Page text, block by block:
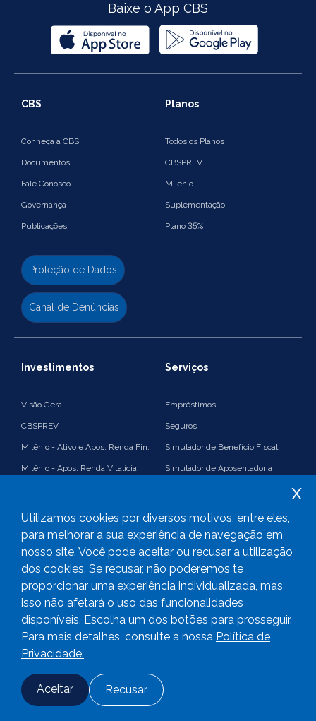
Fale conosco Adesão
Baixe o App CBS
CBS
Conheça a CBS
Documentos
Fale Conosco
Governança
Publicações
Proteção de Dados
Canal de Denúncias
Planos
Todos os Planos
CBSPREV
Milênio
Suplementação
Plano 35%
Investimentos
Visão Geral
CBSPREV
Milênio - Ativo e Apos. Renda Fin.
Milênio - Apos. Renda Vitalícia
PGA
Consolidado
Serviços
Empréstimos
Seguros
Simulador de Benefício Fiscal
Simulador de Aposentadoria
Fiscal
Links úteis
CBS Previdência -2023Todos os direitos reservados
Desenvolvido com
x
Utilizamos cookies por diversos motivos, entre eles,
para melhorar a sua experiência de navegação em
nosso site. Você pode aceitar ou recusar a utilização
dos cookies. Se recusar, não poderemos te
proporcionar uma experiência individualizada, mas
isso não afetará o uso das funcionalidades
disponíveis. Escolha um dos botões para prosseguir.
Para mais detalhes, consulte a nossa Política de
Privacidade.
Aceitar Recusar